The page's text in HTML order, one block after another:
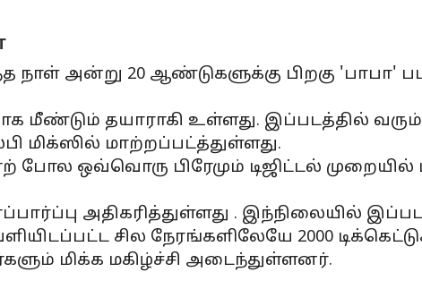
நாள் அன்று 20 ஆண்டுகளுக்கு பிறகு 'பாபா'
மீண்டும் தயாராகி உள்ளது. இப்படத்தில்
மிக்ஸில் மாற்றப்பட்த்துள்ளது.
போல ஒவ்வொரு பிரேமும் டிஜிட்டல்
அதிகரித்துள்ளது . இந்நிலையில்
சில நேரங்களிலேயே 2000
மிக்க மகிழ்ச்சி அடைந்துள்ளனர்.